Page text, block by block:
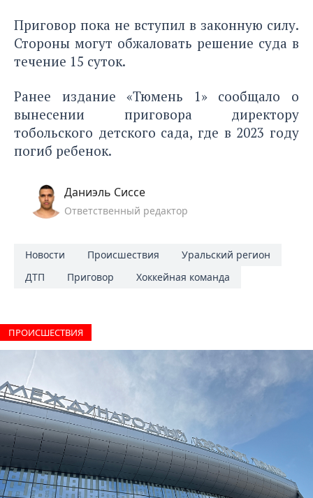
Приговор пока не вступил в законную силу.
Стороны могут обжаловать решение суда в
течение 15 суток.
Ранее издание «Тюмень 1» сообщало о
вынесении приговорадиректору
тобольского детского сада, где в 2023 году
погиб ребенок.
Даниэль Сиссе
Ответственный редактор
Новости Происшествия
Уральский регион
ДТП
Приговор Хоккейная команда
ПРОИCШЕСТВИЯ